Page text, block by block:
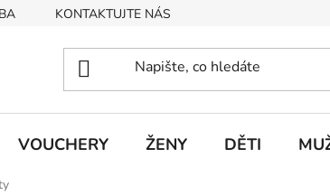
KONTAKTUJTE NÁS
VOUCHERY ŽENY DĚTI